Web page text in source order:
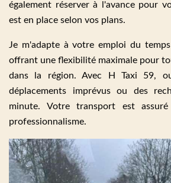
également réserver à l'avance pour
est en place selon vos plans.
Je m'adapte à votre emploi du
offrant une flexibilité maximale pour
dans la région. Avec H Taxi 59,
déplacements imprévus ou des
minute. Votre transport est
professionnalisme.